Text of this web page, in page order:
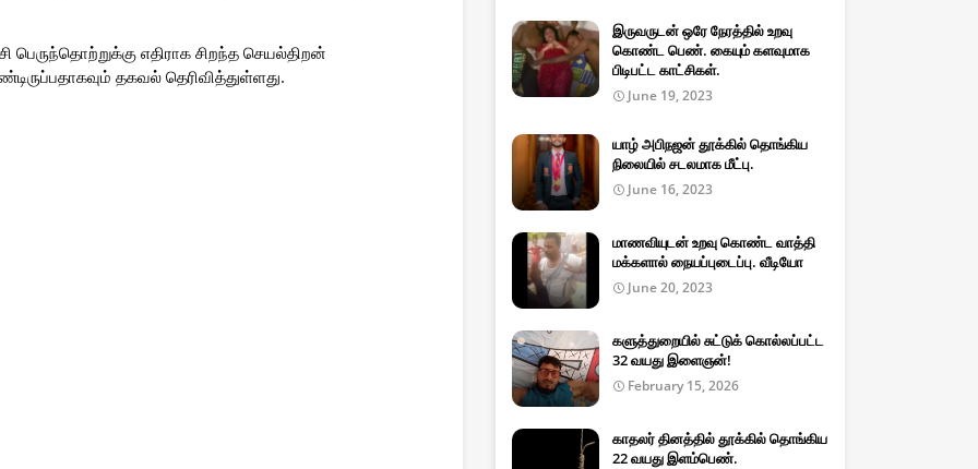
எதிராக சிறந்த செயல்திறன்
தகவல் தெரிவித்துள்ளது.
இருவருடன் ஒரே நேரத்தில் உறவு
கொண்ட பெண். கையும் களவுமாக
பிடிபட்ட காட்சிகள்.
June 19, 2023
யாழ் அபிநஜன் தூக்கில் தொங்கிய
நிலையில் சடலமாக மீட்பு.
June 16, 2023
மாணவியுடன் உறவு கொண்ட வாத்தி
மக்களால் நையப்புடைப்பு. வீடியோ
June 20, 2023
களுத்துறையில் சுட்டுக் கொல்லப்பட்ட
32 வயது இளைஞன்!
February 15, 2026
காதலர் தினத்தில் தூக்கில் தொங்கிய
22 வயது இளம்பெண்.